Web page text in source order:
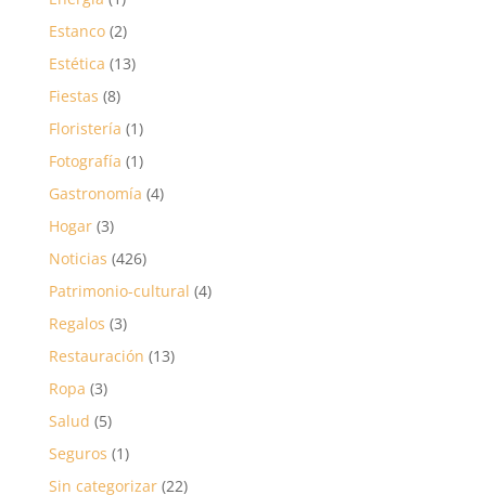
Estanco(2)
Estética (13)
Fiestas (8)
Floristería (1)
Fotografía (1)
Gastronomía (4)
Hogar(3)
Noticias (426)
Patrimonio-cultural (4)
Regalos (3)
Restauración (13)
Ropa (3)
Salud (5)
Seguros (1)
Sin categorizar(22)